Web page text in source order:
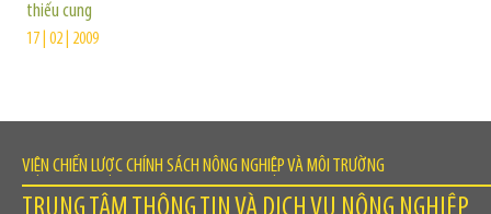
thiếu cung
17 | 02 | 2009
VIỆN CHIẾN LƯỢC CHÍNH SÁCH NÔNG NGHIỆP VÀ MÔI TRƯỜNG